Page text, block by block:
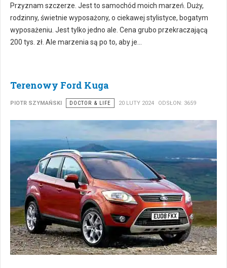
Przyznam szczerze. Jest to samochód moich marzeń. Duży,
rodzinny, świetnie wyposażony, o ciekawej stylistyce, bogatym
wyposażeniu. Jest tylko jedno ale. Cena grubo przekraczającą
200 tys. zł. Ale marzenia są po to, aby je…
Terenowy Ford Kuga
PIOTR SZYMAŃSKI DOCTOR & LIFE 20 LUTY 2024 ODSŁON: 3659